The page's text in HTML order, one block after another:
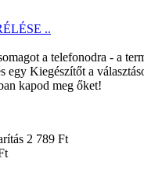
..
a telefonodra - a
egy Kiegészítőt a
kapod meg őket!
2 789 Ft